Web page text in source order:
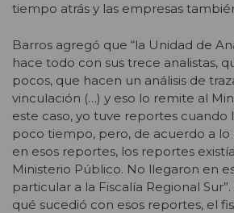
tiempo atrás y las empresas
Barros agregó que “la Unidad de
hace todo con sus trece analistas,
pocos, que hacen un análisis de
vinculación (…) y eso lo remite al
este caso, yo tuve reportes cuando
poco tiempo, pero, de acuerdo a
en esos reportes, los reportes
Ministerio Público. No llegaron en
particular a la Fiscalía Regional
qué sucedió con esos reportes, el